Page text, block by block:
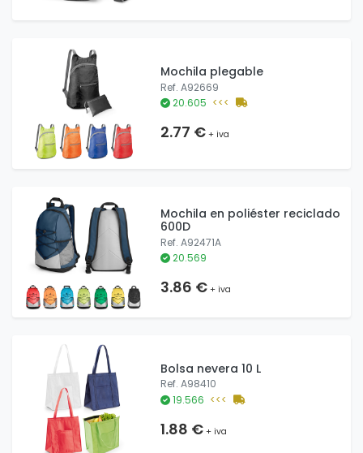
Mochila plegable
Ref. A92669
20.605 <<<
2.77 €+ iva
Mochila en poliéster reciclado
600D
Ref. A92471A
20.569
3.86 €+ iva
Bolsa nevera 10 L
Ref. A98410
19.566 <<<
1.88 €+ iva